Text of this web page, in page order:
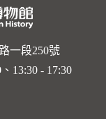
一段250號
13:30 - 17:30